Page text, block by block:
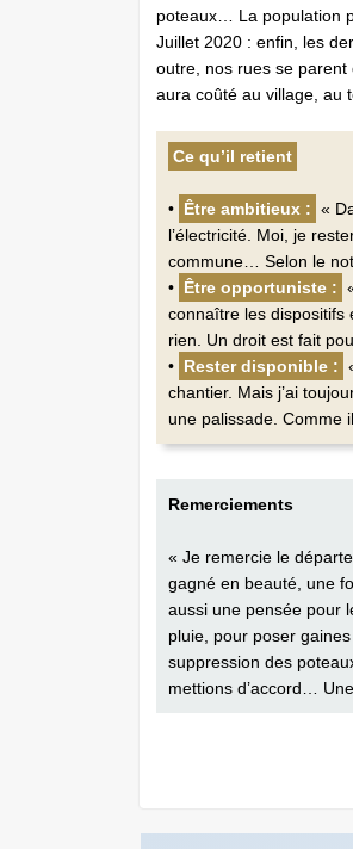
poteaux… La population
Juillet 2020 : enfin, les
outre, nos rues se
aura coûté au village, au
Ce qu’il retient
• Être ambitieux : «
l’électricité. Moi, je
commune… Selon le
• Être opportuniste :
connaître les ­dispositifs
rien. Un droit est fait
• Rester disponible :
chantier. Mais j’ai
une palissade. Comme
Remerciements
« Je remercie le
gagné en beauté, une
aussi une pensée pour
pluie, pour poser
suppression des
mettions d’accord…